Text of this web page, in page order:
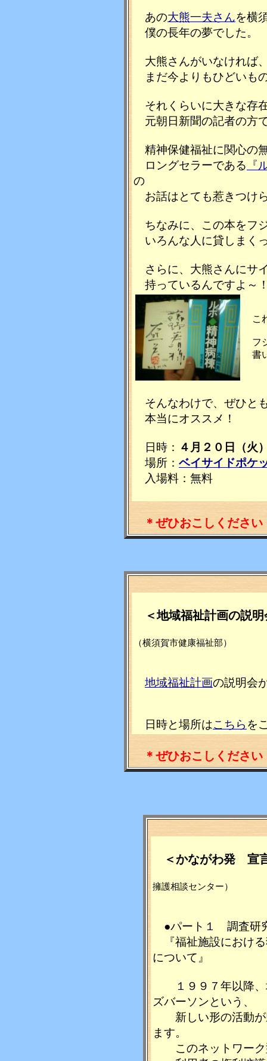
あの大熊一夫さんを横
僕の長年の夢でした。
大熊さんがいなければ
まだ今よりもひどいも
それくらいに大きな存
元朝日新聞の記者の方
精神保健福祉に関心の
ロングセラーである 『
の
お話はとても惹きつけ
ちなみに、この本をフ
いろんな人に貸しまく
さらに、大熊さんにサ
持っているんですよ～
こ
フ
書
そんなわけで、ぜひと
本当にオススメ！
日時： ４月２０日（火
場所： ベイサイドポケ
入場料：無料
＊ぜひおこしください
＜地域福祉計画の説
（横須賀市健康福祉部）
地域福祉計画の説明会
日時と場所はこちら を
＊ぜひおこしください
＜かながわ発 宣
擁護相談センター）
●パート１ 調査研
『福祉施設におけ
について』
１９９７年以降、
ズバーソンという、
新しい形の活動が
ます。
このネットワーク